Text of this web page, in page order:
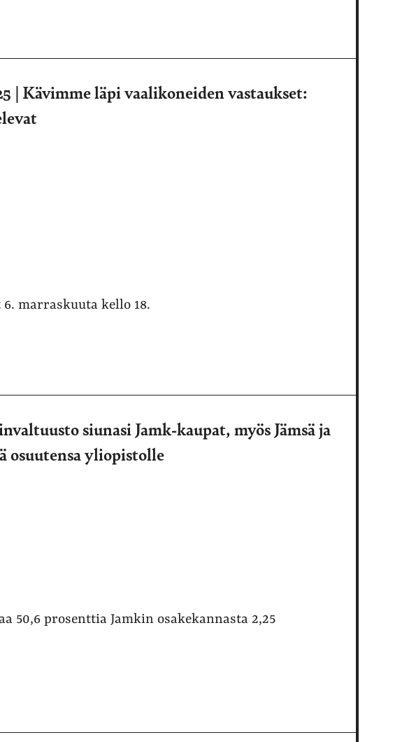
| Kävimme läpi vaalikoneiden vastaukset:
marraskuuta kello 18.
siunasi Jamk-kaupat, myös Jämsä ja
osuutensa yliopistolle
50,6 prosenttia Jamkin osakekannasta 2,25